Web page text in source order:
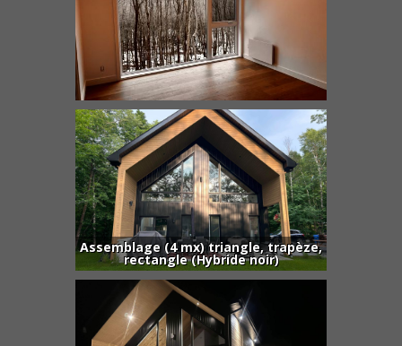
Assemblage (4 mx) triangle, trapèze,
rectangle (Hybride noir)